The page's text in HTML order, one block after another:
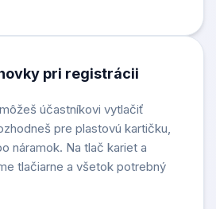
pri registrácii
účastníkovi vytlačiť
pre plastovú kartičku,
náramok. Na tlač kariet a
tlačiarne a všetok potrebný